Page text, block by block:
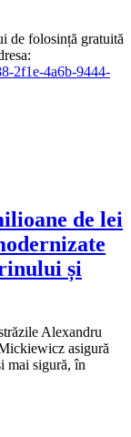
de folosință gratuită
2f1e-4a6b-9444-
de lei
și
Alexandru
asigură
mai sigură, în